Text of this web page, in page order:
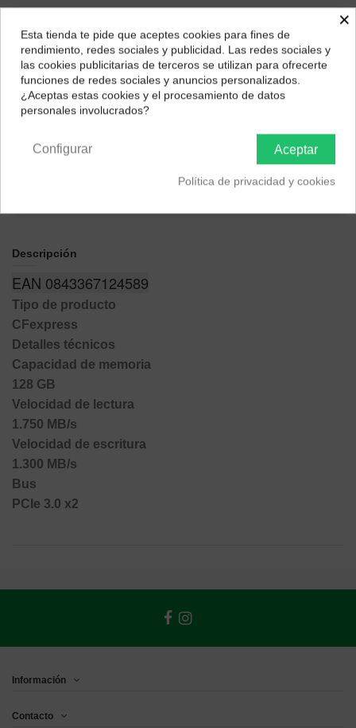
Págalo a plazos con
12,69
Importe total adeudado152,29 €/
Descripción
EAN 0843367124589
Tipo de producto
CFexpress
Detalles técnicos
Capacidad de memoria
128 GB
Velocidad de lectura
1.750 MB/s
Velocidad de escritura
1.300 MB/s
Bus
PCIe 3.0 x2
Información
Contacto
¿Dónde deseas recibir tu pedido?
Selecciona tu ubicación para mostrarte los precios e
impuestos correctos para tu región.
×
Esta tienda te pide que aceptes cookies para fines de
rendimiento, redes sociales y publicidad. Las redes sociales y
las cookies publicitarias de terceros se utilizan para ofrecerte
funciones de redes sociales y anuncios personalizados.
¿Aceptas estas cookies y el procesamiento de datos
personales involucrados?
Aceptar
Configurar
Política de privacidad y cookies